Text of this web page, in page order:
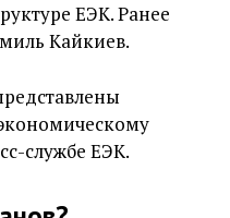
ЕЭК. Ранее
Кайкиев.
службе ЕЭК.